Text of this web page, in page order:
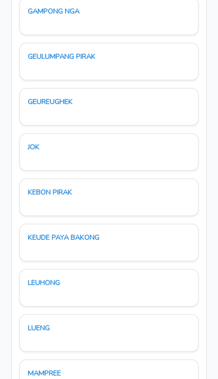
GAMPONG NGA
GEULUMPANG PIRAK
GEUREUGHEK
JOK
KEBON PIRAK
KEUDE PAYA BAKONG
LEUHONG
LUENG
MAMPREE